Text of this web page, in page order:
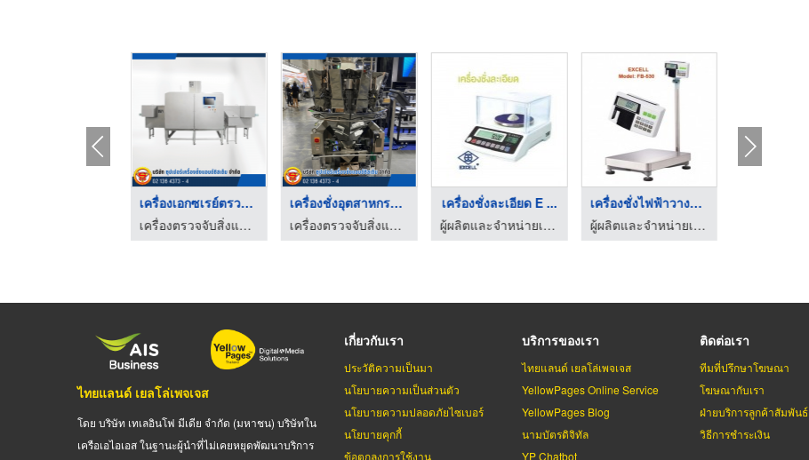
เครื่องเอกซเรย์ตรวจส ...
เครื่องตรวจจับสิ่งแปลกปลอมในอาหาร Optical Sorter
เครื่องชั่งอุตสาหกรร ...
เครื่องตรวจจับสิ่งแปลกปลอมในอาหาร Optical Sorter
เครื่องชั่งละเอียด E ...
ผู้ผลิตและจำหน่ายเครื่องชั่ง - ห้างง่วนไช่หลี
เครื่องชั่งไฟฟ้าวางพ ...
ผู้ผลิตและจำหน่ายเครื่องชั่ง - ห้างง่วนไช่หลี
ไทยแลนด์ เยลโล่เพจเจส
โดย บริษัท เทเลอินโฟ มีเดีย จำกัด (มหาชน) บริษัทใน
เครือเอไอเอส ในฐานะผู้นำที่ไม่เคยหยุดพัฒนาบริการ
เกี่ยวกับเรา
ประวัติความเป็นมา
นโยบายความเป็นส่วนตัว
นโยบายความปลอดภัยไซเบอร์
นโยบายคุกกี้
ข้อตกลงการใช้งาน
บริการของเรา
ไทยแลนด์ เยลโล่เพจเจส
YellowPages Online Service
YellowPages Blog
นามบัตรดิจิทัล
YP Chatbot
ติดต่อเรา
ทีมที่ปรึกษาโฆษณา
โฆษณากับเรา
ฝ่ายบริการลูกค้าสัมพันธ์
วิธีการชำระเงิน